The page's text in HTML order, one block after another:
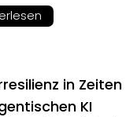
in Zeiten
KI